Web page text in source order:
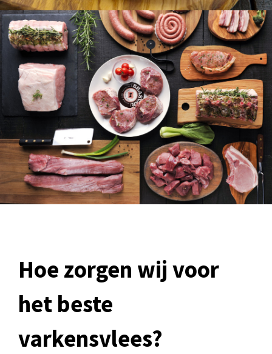
Hoe zorgen wij voor
het beste
varkensvlees?